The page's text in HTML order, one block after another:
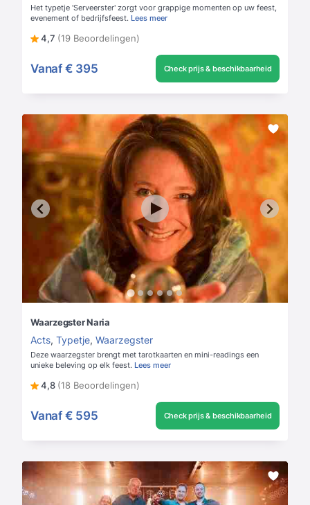
Het typetje 'Serveerster' zorgt voor grappige momenten op uw feest,
evenement of bedrijfsfeest. Lees meer
4,7 (19 Beoordelingen)
Vanaf € 395 Check prijs & beschikbaarheid
Waarzegster Naria
Acts, Typetje, Waarzegster
Deze waarzegster brengt met tarotkaarten en mini-readings een
unieke beleving op elk feest. Lees meer
4,8 (18 Beoordelingen)
Vanaf € 595 Check prijs & beschikbaarheid